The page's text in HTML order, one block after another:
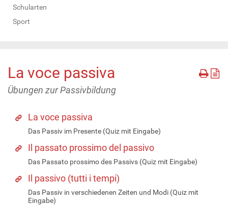
Schularten
Sport
La voce passiva
Übungen zur Passivbildung
La voce passiva
Das Passiv im Presente (Quiz mit Eingabe)
Il passato prossimo del passivo
Das Passato prossimo des Passivs (Quiz mit Eingabe)
Il passivo (tutti i tempi)
Das Passiv in verschiedenen Zeiten und Modi (Quiz mit
Eingabe)